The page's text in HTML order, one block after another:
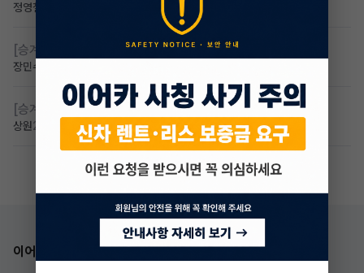
정영철
[승계찾아줘] 만 23세 무심사
장민수
[승계찾아줘] 만24세 무보증 승계 구합니다
상원2일 전 조회 52댓글 2
이어카 앱 다운로드